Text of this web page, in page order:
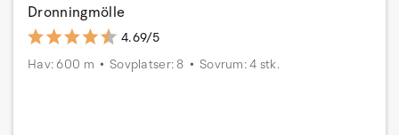
Dronningmölle
4.69/5
Hav: 600 m
Sovplatser: 8 Sovrum: 4 stk.